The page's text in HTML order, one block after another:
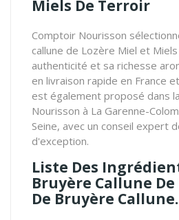
Miels De Terroir
Comptoir Nourisson
callune de Lozère Miel et
authenticité et sa richesse
en livraison rapide en France
est également proposé dans
Nourisson à La Garenne-
Seine, avec un conseil expert
d'exception.
Liste Des
Bruyère Callune De
De Bruyère Callune.